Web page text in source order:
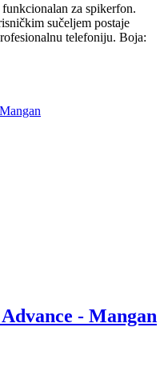
za spikerfon.
sučeljem postaje
telefoniju. Boja:
- Mangan